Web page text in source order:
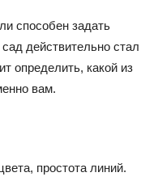
способен задать
действительно стал
определить, какой из
вам.
простота линий.